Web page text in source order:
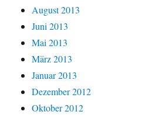
August 2013
Juni 2013
Mai 2013
März 2013
Januar 2013
Dezember 2012
Oktober 2012